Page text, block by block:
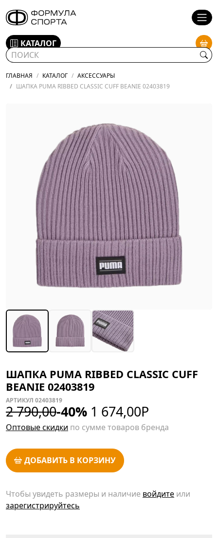
КАТАЛОГ
ГЛАВНАЯ КАТАЛОГ
АКСЕССУАРЫ
ШАПКА PUMA RIBBED CLASSIC CUFF BEANIE 02403819
ШАПКА PUMA RIBBED CLASSIC CUFF
BEANIE 02403819
АРТИКУЛ 02403819
2 790,00-40% 1 674,00Р
Оптовые скидки по сумме товаров бренда
ДОБАВИТЬ В КОРЗИНУ
Чтобы увидеть размеры и наличие войдите или
зарегистрируйтесь